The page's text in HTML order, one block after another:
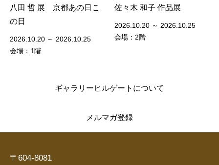
八田 哲 展 京都あの日こ
の日
2026.10.20 ～ 2026.10.25
会場：1階
佐々木 和子 作品展
2026.10.20 ～ 2026.10.25
会場：2階
ギャラリーヒルゲートについて
メルマガ登録
〒604-8081